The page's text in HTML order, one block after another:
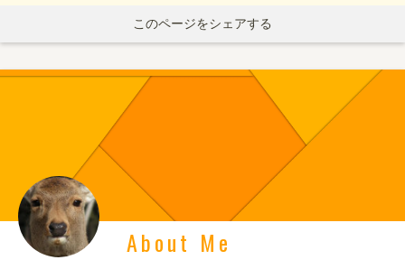
About Me
このページをシェアする